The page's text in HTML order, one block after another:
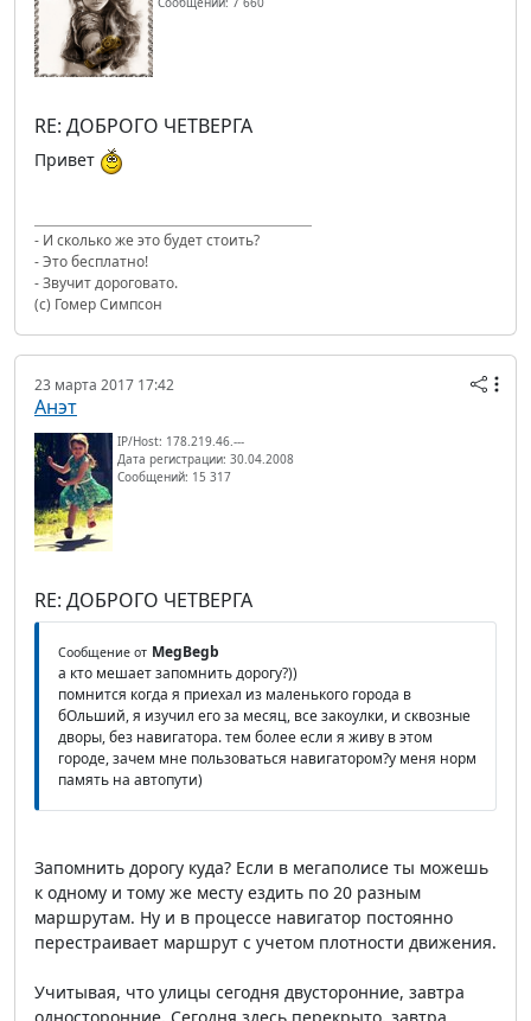
RE: ДОБРОГО ЧЕТВЕРГА
Привет
- И сколько же это будет стоить?
- Это бесплатно!
- Звучит дороговато.
(с) Гомер Симпсон
23 марта 2017 17:42
Анэт
IP/Host: 178.219.46.---
Дата регистрации: 30.04.2008
Сообщений: 15 317
RE: ДОБРОГО ЧЕТВЕРГА
Сообщение от MegBegb
а кто мешает запомнить дорогу?))
помнится когда я приехал из маленького города в
бОльший, я изучил его за месяц, все закоулки, и сквозные
дворы, без навигатора. тем более если я живу в этом
городе, зачем мне пользоваться навигатором?у меня норм
память на автопути)
Запомнить дорогу куда? Если в мегаполисе ты можешь
к одному и тому же месту ездить по 20 разным
маршрутам. Ну и в процессе навигатор постоянно
перестраивает маршрут с учетом плотности движения.
Учитывая, что улицы сегодня двусторонние, завтра